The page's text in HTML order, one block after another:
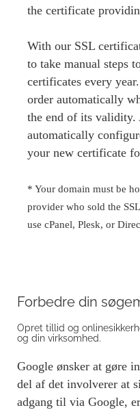
the certificate
With our SSL
to take manual steps
certificates every
order automatically
the end of its
automatically
your new certificate
* Your domain must be
provider who sold the
use cPanel, Plesk, or
Forbedre din
Opret tillid og
og din virksomhed.
Google ønsker at gøre
del af det involverer at
adgang til via Google,